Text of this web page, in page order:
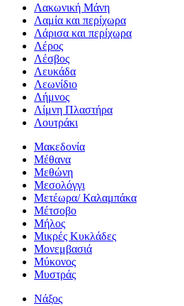
Λακωνική Μάνη
Λαμία και περίχωρα
Λάρισα και περίχωρα
Λέρος
Λέσβος
Λευκάδα
Λεωνίδιο
Λήμνος
Λίμνη Πλαστήρα
Λουτράκι
Μακεδονία
Μέθανα
Μεθώνη
Μεσολόγγι
Μετέωρα/ Καλαμπάκα
Μέτσοβο
Μήλος
Μικρές Κυκλάδες
Μονεμβασιά
Μύκονος
Μυστράς
Νάξος